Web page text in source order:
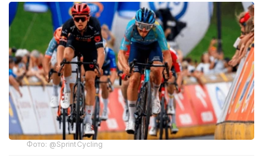
Фото: @SprintCycling